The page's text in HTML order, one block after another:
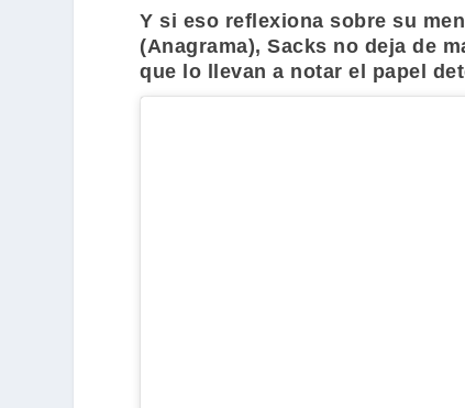
Y si eso reflexiona sobre su
(Anagrama),Sacks no deja de
que lo llevan a notar el papel